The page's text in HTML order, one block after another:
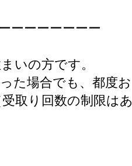
ーーーーーーー
いの方です。
た場合でも、都度お
取り回数の制限はあ